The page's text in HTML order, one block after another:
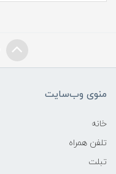
منوی وب‌سایت
خانه
تلفن همراه
تبلت